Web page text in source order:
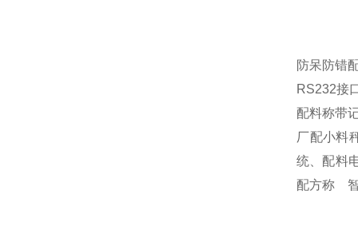
防呆防错
RS232接
配料称带
厂配小料
统、配料
配方称